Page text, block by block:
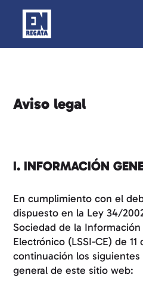
Aviso legal
I. INFORMACIÓN
En cumplimiento con el
dispuesto en la Ley 34/
Sociedad de la
Electrónico (LSSI-CE) de
continuación los
general de este sitio web: